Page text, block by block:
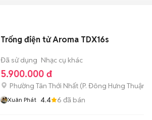
Trống điện tử Aroma TDX16s
Đã sử dụng Nhạc cụ khác
5.900.000 đ
Phường Tân Thới Nhất (P. Đông Hưng Thuận
Xuân Phát 4.4 6 đã bán